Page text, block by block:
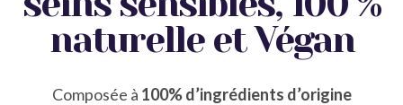
naturelle et Végan
Composée à 100% d’ingrédients d’origine